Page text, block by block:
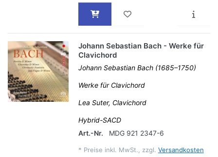
Johann Sebastian Bach - Werke für
Clavichord
Johann Sebastian Bach (1685–1750)
Werke für Clavichord
Lea Suter, Clavichord
Hybrid-SACD
Art.-Nr.
MDG 921 2347-6
* Preise inkl. MwSt., zzgl. Versandkosten